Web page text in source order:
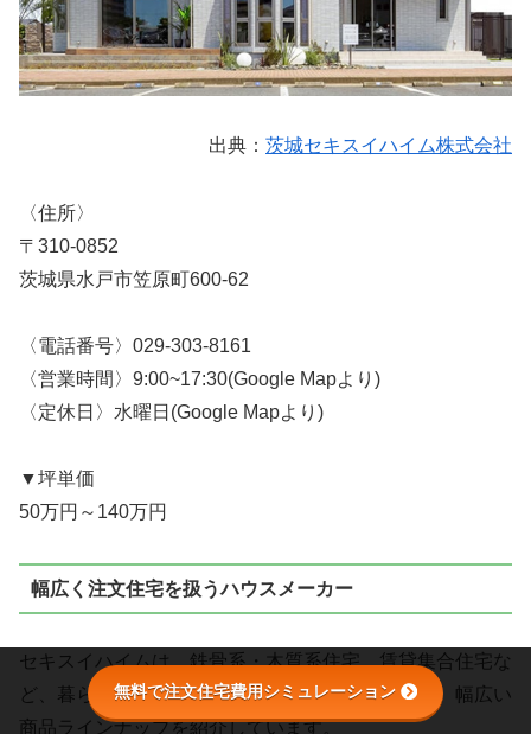
出典： 茨城セキスイハイム株式会社
〈住所〉
〒310-0852
茨城県水戸市笠原町600-62
〈電話番号〉029-303-8161
〈営業時間〉9:00~17:30(Google Mapより)
〈定休日〉水曜日(Google Mapより)
▼坪単価
50万円～140万円
幅広く注文住宅を扱うハウスメーカー
セキスイハイムは、鉄骨系・木質系住宅、賃貸集合住宅な
ど、暮らし方や好み・用途に合わせて選べるよう、幅広い
商品ラインナップを紹介しています。
無料で注文住宅費用シミュレーション